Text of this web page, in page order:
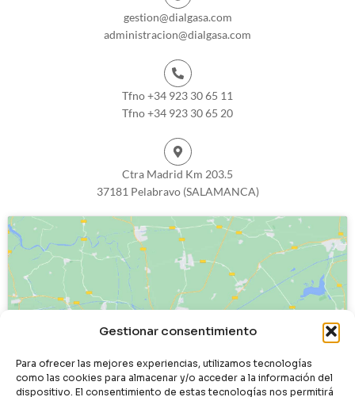
Gestionar consentimiento
Para ofrecer las mejores experiencias, utilizamos tecnologías
como las cookies para almacenar y/o acceder a la información del
dispositivo. El consentimiento de estas tecnologías nos permitirá
gestion@dialgasa.com
administracion@dialgasa.com
Tfno +34 923 30 65 11
Tfno +34 923 30 65 20
Ctra Madrid Km 203.5
37181 Pelabravo (SALAMANCA)
Haz clic para aceptar cookies de